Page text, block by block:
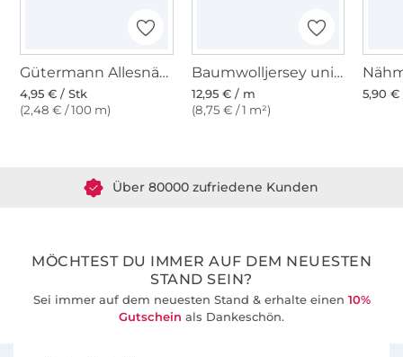
Gütermann Allesnäher (758) neonrosa
4,95 € / Stk
(2,48 € / 100 m)
Baumwolljersey uni, rosa
12,95 € / m
(8,75 € / 1 m²)
5,90 €
MÖCHTEST DU IMMER AUF DEM NEUESTEN
STAND SEIN?
Sei immer auf dem neuesten Stand & erhalte einen 10%
Gutschein als Dankeschön.